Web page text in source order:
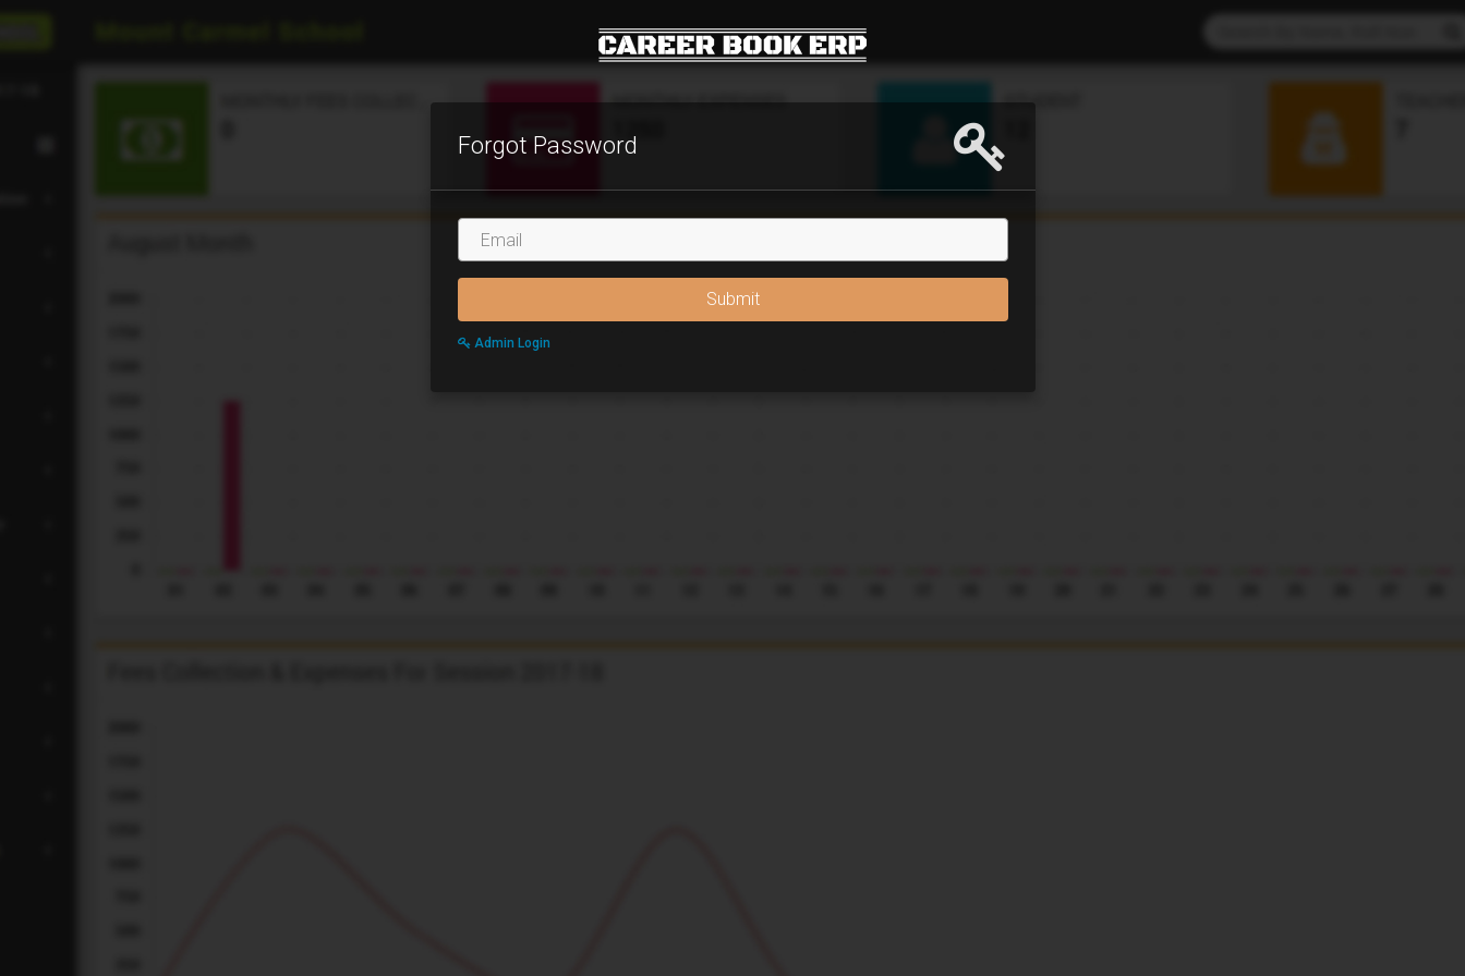
Forgot Password
Email
Submit
Admin Login